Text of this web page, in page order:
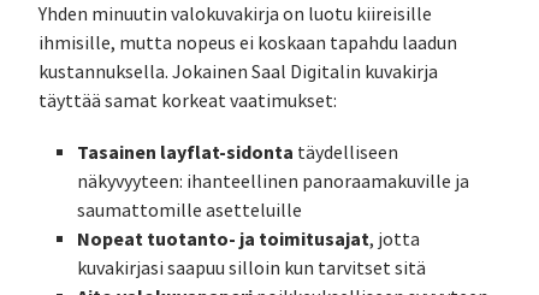
Yhden minuutin valokuvakirja on luotu kiireisille
ihmisille, mutta nopeus ei koskaan tapahdu laadun
kustannuksella. Jokainen Saal Digitalin kuvakirja
täyttää samat korkeat vaatimukset:
Tasainen layflat-sidonta täydelliseen
näkyvyyteen: ihanteellinen panoraamakuville ja
saumattomille asetteluille
Nopeat tuotanto- ja toimitusajat, jotta
kuvakirjasi saapuu silloin kun tarvitset sitä